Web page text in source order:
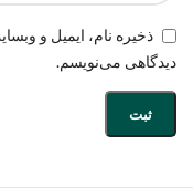
ذخیره نام، ایمیل و
دیدگاهی می‌نویسم.